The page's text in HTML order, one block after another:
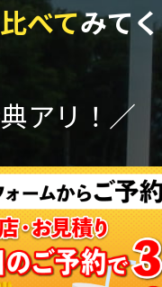
べてみて
アリ！／